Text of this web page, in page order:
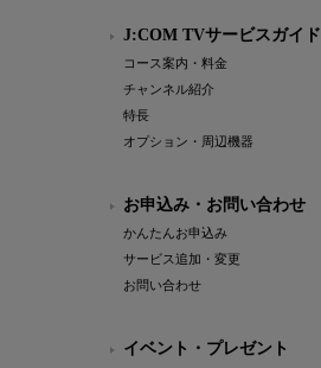
J:COM TVサービスガイド
コース案内・料金
チャンネル紹介
特長
オプション・周辺機器
お申込み・お問い合わせ
かんたんお申込み
サービス追加・変更
お問い合わせ
イベント・プレゼント